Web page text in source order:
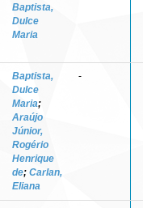
Baptista,
Dulce
Maria
Baptista,
Dulce
Maria;
Araújo
Júnior,
Rogério
Henrique
de; Carlan,
Eliana
-